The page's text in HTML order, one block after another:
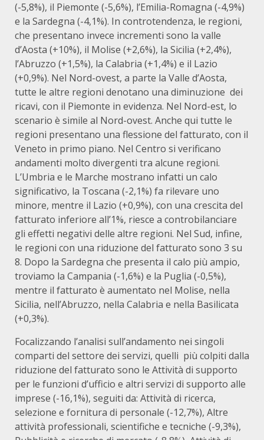
(-5,8%), il Piemonte (-5,6%), l’Emilia-Romagna (-4,9%)
e la Sardegna (-4,1%). In controtendenza, le regioni,
che presentano invece incrementi sono la valle
d’Aosta (+10%), il Molise (+2,6%), la Sicilia (+2,4%),
l’Abruzzo (+1,5%), la Calabria (+1,4%) e il Lazio
(+0,9%). Nel Nord-ovest, a parte la Valle d’Aosta,
tutte le altre regioni denotano una diminuzione dei
ricavi, con il Piemonte in evidenza. Nel Nord-est, lo
scenario è simile al Nord-ovest. Anche qui tutte le
regioni presentano una flessione del fatturato, con il
Veneto in primo piano. Nel Centro si verificano
andamenti molto divergenti tra alcune regioni.
L’Umbria e le Marche mostrano infatti un calo
significativo, la Toscana (-2,1%) fa rilevare uno
minore, mentre il Lazio (+0,9%), con una crescita del
fatturato inferiore all’1%, riesce a controbilanciare
gli effetti negativi delle altre regioni. Nel Sud, infine,
le regioni con una riduzione del fatturato sono 3 su
8. Dopo la Sardegna che presenta il calo più ampio,
troviamo la Campania (-1,6%) e la Puglia (-0,5%),
mentre il fatturato è aumentato nel Molise, nella
Sicilia, nell’Abruzzo, nella Calabria e nella Basilicata
(+0,3%).
Focalizzando l’analisi sull’andamento nei singoli
comparti del settore dei servizi, quelli più colpiti dalla
riduzione del fatturato sono le Attività di supporto
per le funzioni d’ufficio e altri servizi di supporto alle
imprese (-16,1%), seguiti da: Attività di ricerca,
selezione e fornitura di personale (-12,7%), Altre
attività professionali, scientifiche e tecniche (-9,3%),